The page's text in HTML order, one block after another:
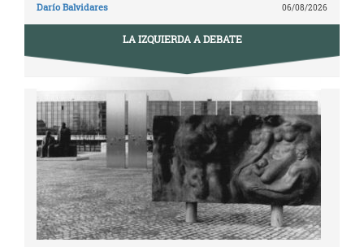
Darío Balvidares 06/08/2026
LA IZQUIERDA A DEBATE